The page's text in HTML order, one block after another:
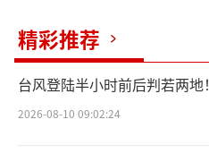
精彩推荐
台风登陆半小时前后判若两地！
2026-08-10 09:02:24